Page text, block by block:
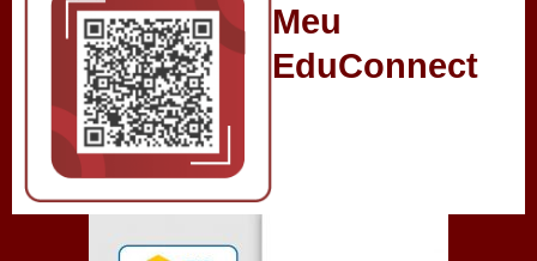
Meu
EduConnect